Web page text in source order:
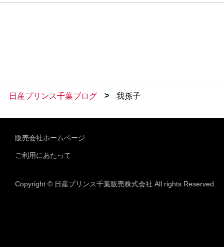
日産プリンス千葉ブログ > 我孫子
販売会社ホームページ
ご利用にあたって
Copyright © 日産プリンス千葉販売株式会社 All rights Reserved.